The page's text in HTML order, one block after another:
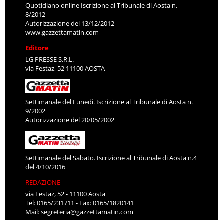
Quotidiano online Iscrizione al Tribunale di Aosta n.
8/2012
Autorizzazione del 13/12/2012
www.gazzettamatin.com
Editore
LG PRESSE S.R.L.
via Festaz, 52 11100 AOSTA
Settimanale del Lunedì. Iscrizione al Tribunale di Aosta n.
9/2002
Autorizzazione del 20/05/2002
Settimanale del Sabato. Iscrizione al Tribunale di Aosta n.4
del 4/10/2016
REDAZIONE
via Festaz, 52 - 11100 Aosta
Tel: 0165/231711 - Fax: 0165/1820141
Mail:segreteria@gazzettamatin.com